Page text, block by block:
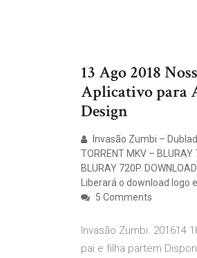
13 Ago 2018
Aplicativo para
Design
Invasão Zumbi –
TORRENT MKV – BLURAY
BLURAY 720P.
Liberará o download logo
5 Comments
Invasão Zumbi. 201614
pai e filha partem